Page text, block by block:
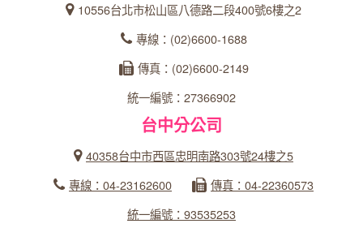
10556台北市松山區八德路二段400號6樓之2
專線：(02)6600-1688
傳真：(02)6600-2149
統一編號：27366902
台中分公司
40358台中市西區忠明南路303號24樓之5
專線：04-23162600
傳真：04-22360573
統一編號：93535253